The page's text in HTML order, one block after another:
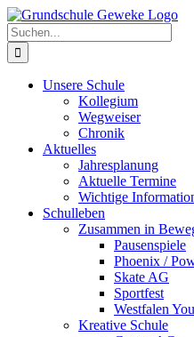
Zum
Inhalt
springen
Suche
nach:
Unsere Schule
Kollegium
Wegweiser
Chronik
Aktuelles
Jahresplanung
Aktuelle Termine
Wichtige
Schulleben
Zusammen in
Pausenspiele
Phoenix /
Skate AG
Sportfest
Westfalen
Kreative Schule